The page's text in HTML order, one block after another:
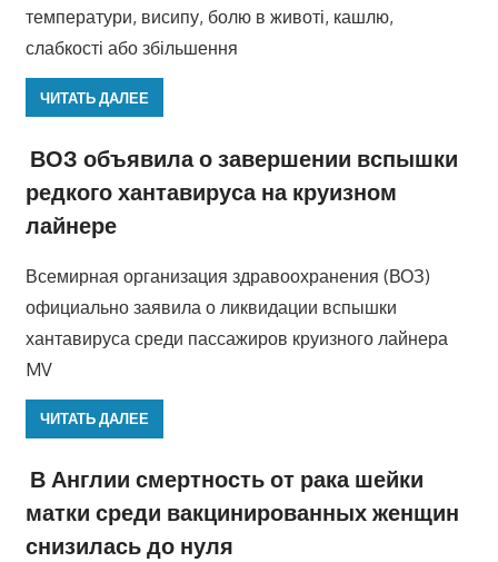
температури, висипу, болю в животі, кашлю,
слабкості або збільшення
ЧИТАТЬ ДАЛЕЕ
ВОЗ объявила о завершении вспышки
редкого хантавируса на круизном
лайнере
Всемирная организация здравоохранения (ВОЗ)
официально заявила о ликвидации вспышки
хантавируса среди пассажиров круизного лайнера
MV
ЧИТАТЬ ДАЛЕЕ
В Англии смертность от рака шейки
матки среди вакцинированных женщин
снизилась до нуля